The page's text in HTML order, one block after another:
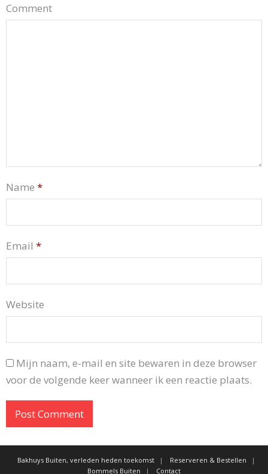
Comment
Name *
Email *
Website
Mijn naam, e-mail en site bewaren in deze browser
voor de volgende keer wanneer ik een reactie plaats.
Bakhuys Buiten, verleden heden toekomst
Reserveren & Bestellen
Bommels Buiten
Contact